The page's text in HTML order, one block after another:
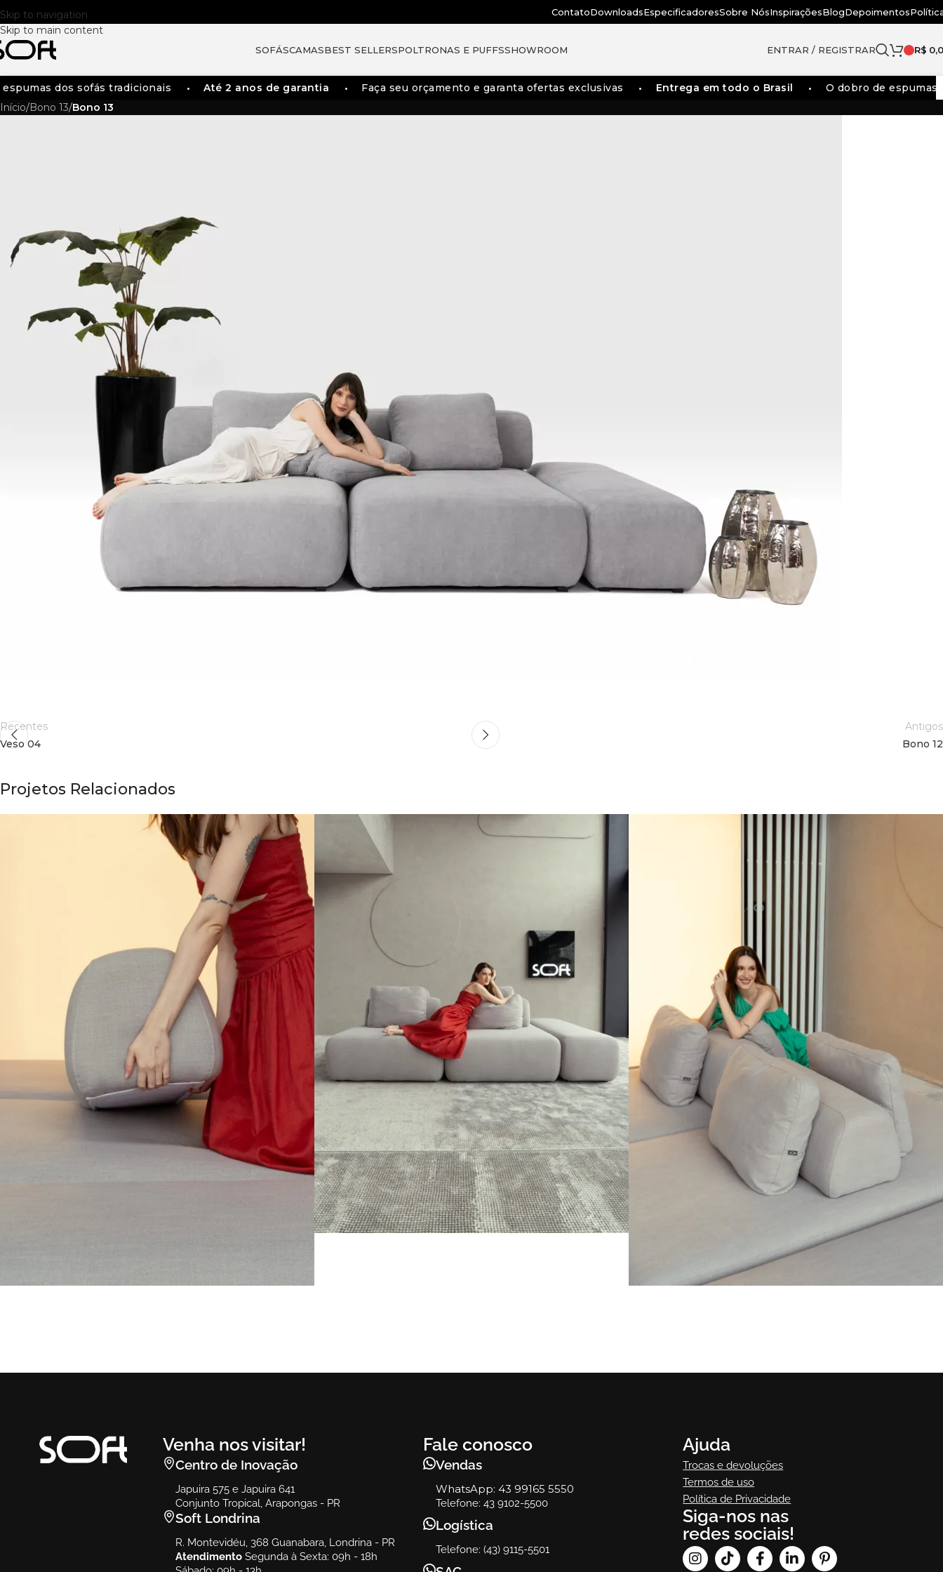
Skip to navigation
Skip to main content
ContatoDownloadsEspecificadoresSobre NósInspiraçõesBlogDepoimentos
SOFÁSCAMASBEST SELLERSPOLTRONAS E PUFFSSHOWROOM ENTRAR / REGISTRAR R$
dos sofás tradicionais Até 2 anos de garantia Faça seu orçamento e garanta ofertas exclusivas Entrega em todo o Brasil
O dobro de espumas
Início/Bono 13/Bono 13
Recentes
Veso 04
Antigos
Bono 12
Projetos Relacionados
Venha nos visitar!
Centro de Inovação
Japuira 575 e Japuira 641
Conjunto Tropical, Arapongas - PR
Soft Londrina
R. Montevidéu, 368 Guanabara, Londrina - PR
AtendimentoSegunda à Sexta: 09h - 18h
Fale conosco
Vendas
WhatsApp: 43 99165 5550
Telefone: 43 9102-5500
Logística
Telefone: (43) 9115-5501
Ajuda
Trocas e devoluções
Termos de uso
Política de Privacidade
Siga-nos nas
redes sociais!